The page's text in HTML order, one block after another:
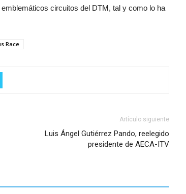
circuitos del DTM, tal y como lo ha
Race
Artículo siguiente
Luis Ángel Gutiérrez Pando, reelegido
presidente de AECA-ITV